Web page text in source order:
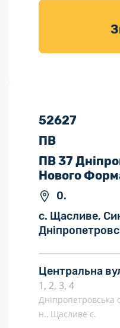
товарів для
52627
ПВ
ПВ 37
Нового
0.
с. Щасливе,
Центральна
1, 2, 3, 4
Дніпропетровська
н., Щасливе с.